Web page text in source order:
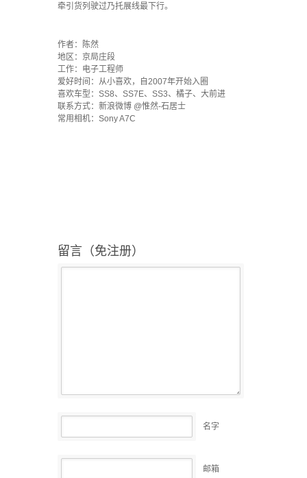
牵引货列驶过乃托展线最下行。
作者：陈然
地区：京局庄段
工作：电子工程师
爱好时间：从小喜欢，自2007年开始入圈
喜欢车型：SS8、SS7E、SS3、橘子、大前进
联系方式：新浪微博 @惟然-石居士
常用相机：Sony A7C
留言（免注册）
名字
邮箱